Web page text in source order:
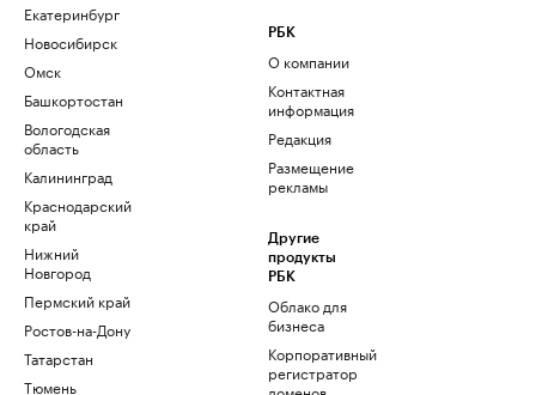
Екатеринбург
Новосибирск
Омск
Башкортостан
Вологодская
область
Калининград
Краснодарский
край
Нижний
Новгород
Пермский край
Ростов-на-Дону
Татарстан
Тюмень
РБК
О компании
Контактная
информация
Редакция
Размещение
рекламы
Другие
продукты
РБК
Облако для
бизнеса
Корпоративный
регистратор